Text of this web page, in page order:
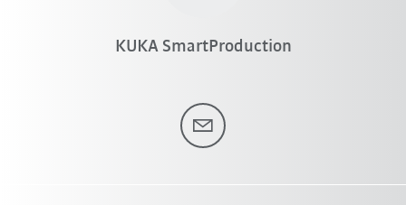
KUKA SmartProduction